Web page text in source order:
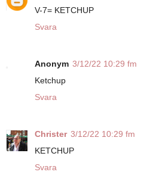
V-7= KETCHUP
Svara
Anonym 3/12/22 10:29 fm
Ketchup
Svara
Christer 3/12/22 10:29 fm
KETCHUP
Svara